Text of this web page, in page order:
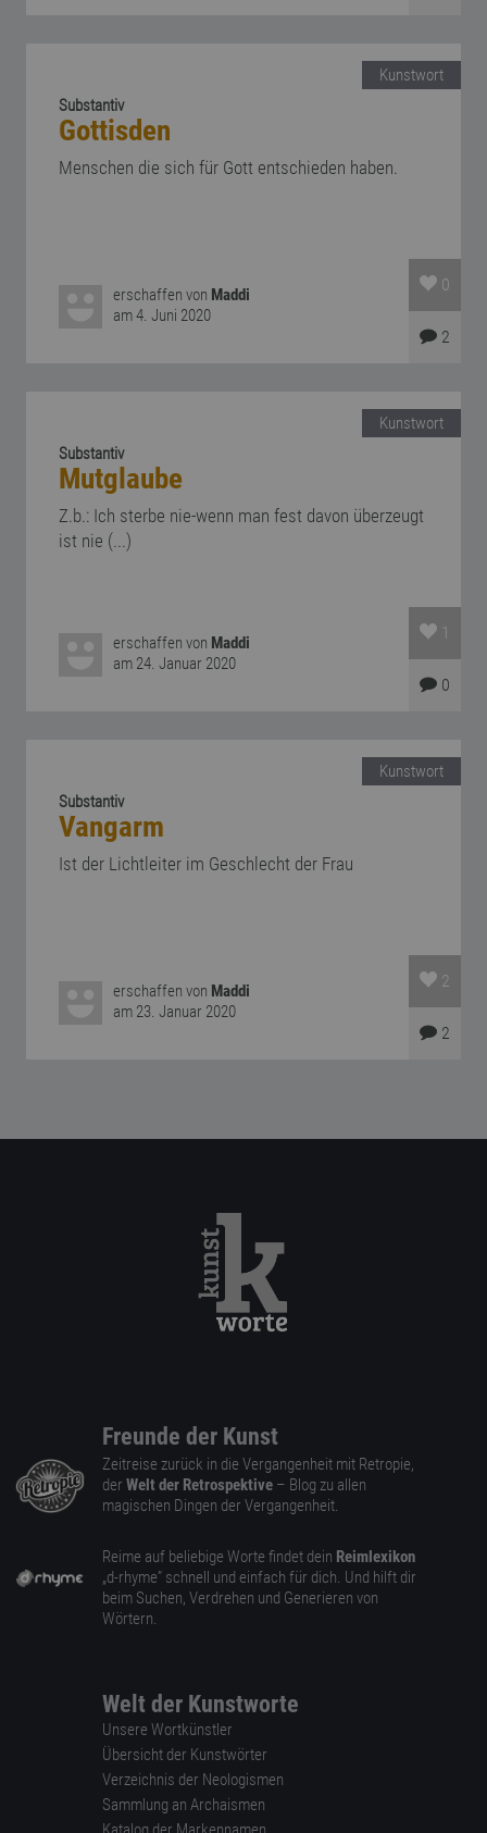
Kunstwort
Substantiv
Gottisden
Menschen die sich für Gott entschieden haben.
erschaffen von Maddi
am 4. Juni 2020
0
2
Kunstwort
Substantiv
Mutglaube
Z.b.: Ich sterbe nie-wenn man fest davon überzeugt
ist nie (...)
erschaffen von Maddi
am 24. Januar 2020
1
0
Kunstwort
Substantiv
Vangarm
Ist der Lichtleiter im Geschlecht der Frau
erschaffen von Maddi
am 23. Januar 2020
2
2
Freunde der Kunst
Zeitreise zurück in die Vergangenheit mit Retropie,
der Welt der Retrospektive – Blog zu allen
magischen Dingen der Vergangenheit.
Reime auf beliebige Worte findet dein Reimlexikon
„d-rhyme” schnell und einfach für dich. Und hilft dir
beim Suchen, Verdrehen und Generieren von
Wörtern.
Welt der Kunstworte
Unsere Wortkünstler
Übersicht der Kunstwörter
Verzeichnis der Neologismen
Sammlung an Archaismen